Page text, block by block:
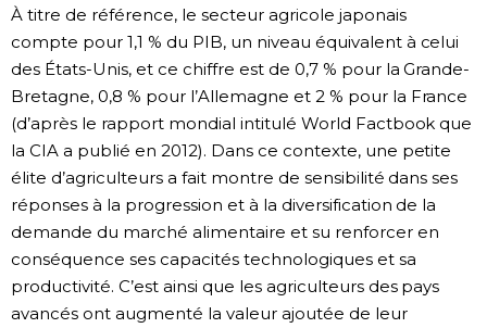
À titre de référence, le secteur agricole japonais
compte pour 1,1 % du PIB, un niveau équivalent à celui
des États-Unis, et ce chiffre est de 0,7 % pour la Grande-
Bretagne, 0,8 % pour l’Allemagne et 2 % pour la France
(d’après le rapport mondial intitulé World Factbook que
la CIA a publié en 2012). Dans ce contexte, une petite
élite d’agriculteurs a fait montre de sensibilité dans ses
réponses à la progression et à la diversification de la
demande du marché alimentaire et su renforcer en
conséquence ses capacités technologiques et sa
productivité. C’est ainsi que les agriculteurs des pays
avancés ont augmenté la valeur ajoutée de leur